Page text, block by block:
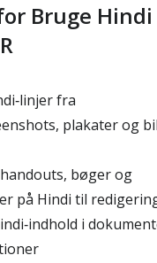
Bruge Hindi
fra
plakater og
bøger og
på Hindi til
i